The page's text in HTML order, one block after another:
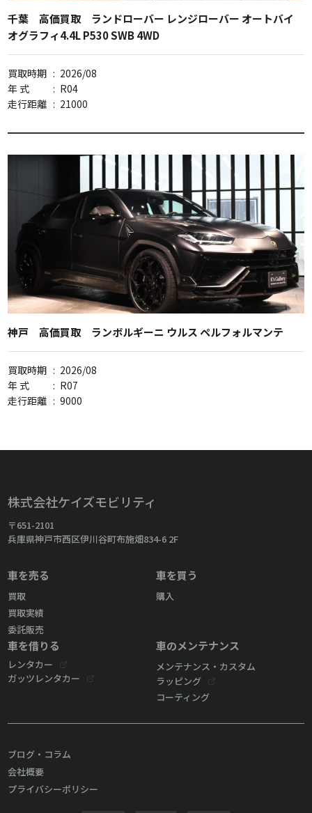
千葉 高価買取 ランドローバー レンジローバー オートバイ
オグラフィ4.4L P530 SWB 4WD
買取時期 : 2026/08
年 式
: R04
走行距離 : 21000
神戸 高価買取 ランボルギーニ ウルス ペルフォルマンテ
買取時期 : 2026/08
年 式
: R07
走行距離 : 9000
株式会社ケイズモビリティ
〒651-2101
兵庫県神戸市西区伊川谷町布施畑834-6 2F
車を売る
買取
買取実績
委託販売
車を買う
購入
車を借りる
レンタカー
ガッツレンタカー
車のメンテナンス
メンテナンス・カスタム
ラッピング
コーティング
ブログ・コラム
会社概要
プライバシーポリシー